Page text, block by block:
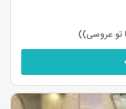
تو عروسی))